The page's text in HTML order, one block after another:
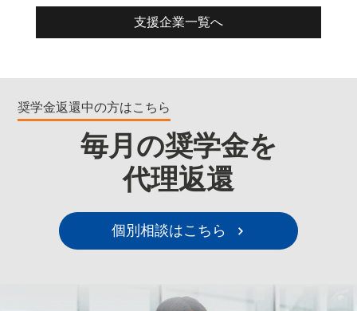
支援企業一覧へ
奨学金返還中の方はこちら
毎月の奨学金を
代理返還
個別相談はこちら